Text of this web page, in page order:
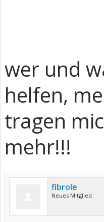
wer und
helfen,
tragen
mehr!!!
fibrole
Neues Mitglied